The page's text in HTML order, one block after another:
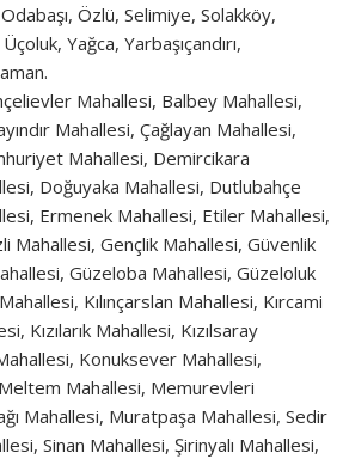
Özlü, Selimiye, Solakköy,
Yağca, Yarbaşıçandırı,
Mahallesi, Balbey Mahallesi,
Mahallesi, Çağlayan Mahallesi,
Mahallesi, Demircikara
Doğuyaka Mahallesi, Dutlubahçe
Ermenek Mahallesi, Etiler Mahallesi,
Mahallesi, Gençlik Mahallesi, Güvenlik
Güzeloba Mahallesi, Güzeloluk
Kılınçarslan Mahallesi, Kırcami
Kızılarık Mahallesi, Kızılsaray
Konuksever Mahallesi,
Mahallesi, Memurevleri
Mahallesi, Muratpaşa Mahallesi, Sedir
Sinan Mahallesi, Şirinyalı Mahallesi,